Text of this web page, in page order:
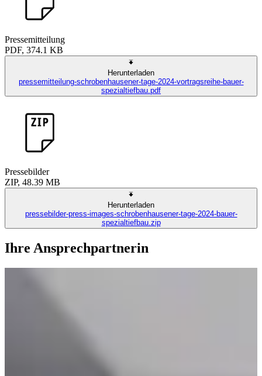
Pressemitteilung
PDF, 374.1 KB
Herunterladen
pressemitteilung-schrobenhausener-tage-2024-vortragsreihe-bauer-
spezialtiefbau.pdf
Pressebilder
ZIP, 48.39 MB
Herunterladen
pressebilder-press-images-schrobenhausener-tage-2024-bauer-
spezialtiefbau.zip
Ihre Ansprechpartnerin